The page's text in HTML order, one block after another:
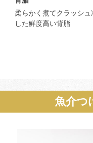
柔らかく煮てクラッシュ
した鮮度高い背脂
魚介つ